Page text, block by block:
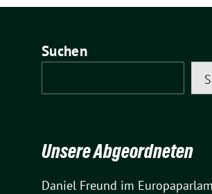
Suchen
Unsere Abgeordneten
Daniel Freund im